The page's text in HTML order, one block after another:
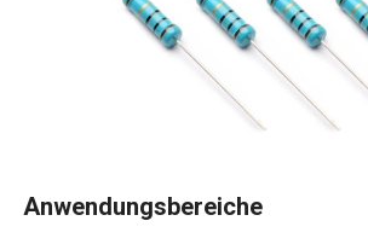
Anwendungsbereiche